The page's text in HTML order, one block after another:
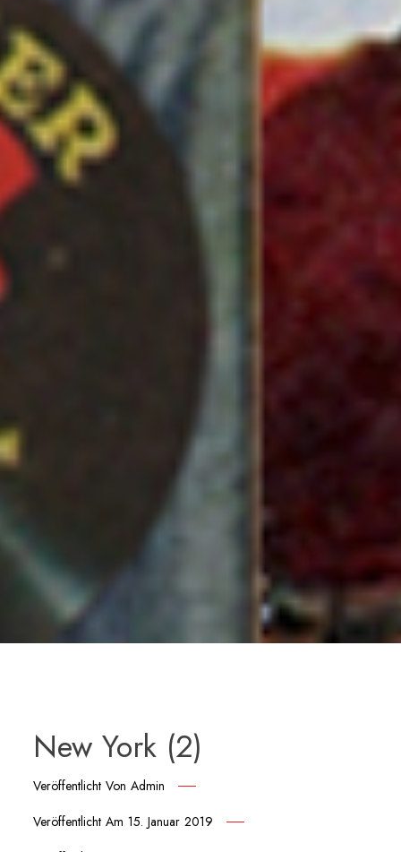
New York (2)
Veröffentlicht VonAdmin
Veröffentlicht Am15. Januar 2019